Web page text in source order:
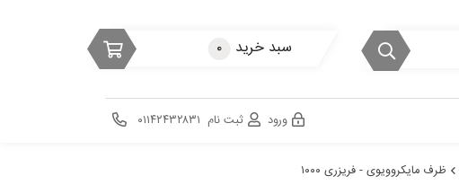
سبد خرید ۰
ورود ثبت نام ۰۱۱۴۲۴۳۲۸۳۱
ظرف مایکروویوی - فریزری ۱۰۰۰